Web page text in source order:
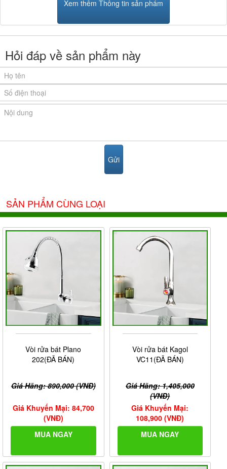
Xem thêm Thông tin sản phẩm
Hỏi đáp về sản phẩm này
SẢN PHẨM CÙNG LOẠI
Vòi rửa bát Plano
202(ĐÃ BÁN)
Giá Hãng: 890,000 (VNĐ)
Giá Khuyến Mại: 84,700
(VNĐ)
MUA NGAY
Vòi rửa bát Kagol
VC11(ĐÃ BÁN)
Giá Hãng: 1,405,000
(VNĐ)
Giá Khuyến Mại:
108,900 (VNĐ)
MUA NGAY